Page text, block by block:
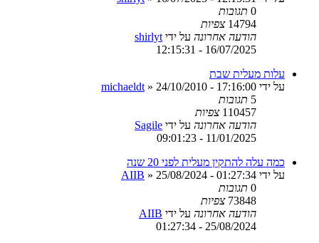
0 תגובות
14794 צפיות
הודעה אחרונה על ידי shirlyt
16/07/2025 - 12:15:31
עלות מעלית שבת
על ידי
michaeldt » 24/10/2010 - 17:16:00
5 תגובות
110457 צפיות
הודעה אחרונה על ידי Sagile
11/01/2025 - 09:01:23
כמה עלה להתקין מעלית לפני 20 שנה
על ידי
AIIB » 25/08/2024 - 01:27:34
0 תגובות
73848 צפיות
הודעה אחרונה על ידי AIIB
25/08/2024 - 01:27:34